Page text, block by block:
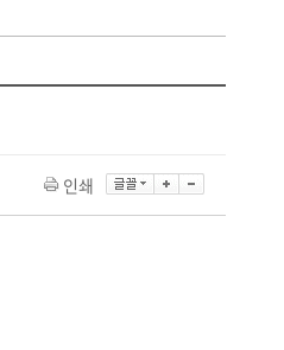
인쇄